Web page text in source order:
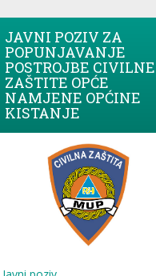
JAVNI POZIV ZA
POPUNJAVANJE
POSTROJBE CIVILNE
ZAŠTITE OPĆE
NAMJENE OPĆINE
KISTANJE